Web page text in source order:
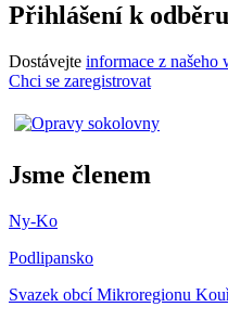
Přihlášení k
Dostávejte informace z našeho
Chci se zaregistrovat
Jsme členem
Ny-Ko
Podlipansko
Svazek obcí Mikroregionu